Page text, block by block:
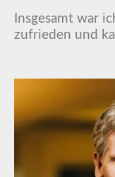
Insgesamt war
zufrieden und